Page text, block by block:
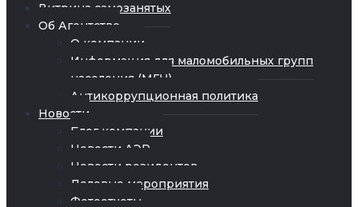
Витрина самозанятых
Об Агентстве
О компании
Информация для маломобильных групп
населения (МГН)
Антикоррупционная политика
Новости
Блог компании
Новости АЭР
Новости резидентов
Деловые мероприятия
Фотоотчеты